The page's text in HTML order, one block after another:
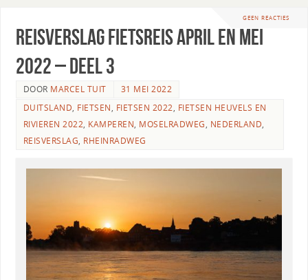
GEEN REACTIES
Reisverslag fietsreis april en mei
2022 – Deel 3
DOOR MARCEL TUIT
31 MEI 2022
DUITSLAND, FIETSEN, FIETSEN 2022, FIETSEN HEUVELS EN
RIVIEREN 2022, KAMPEREN, MOSELRADWEG, NEDERLAND,
REISVERSLAG, RHEINRADWEG